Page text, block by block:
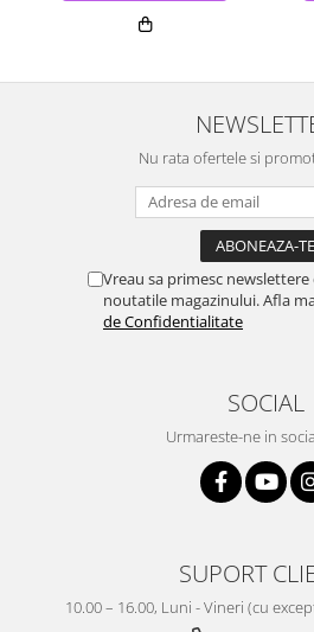
Nu rata ofertele si
Vreau sa primesc
noutatile magazinului. Afla
de Confidentialitate
SOCIAL
Urmareste-ne in
SUPORT
10.00 – 16.00, Luni - Vineri (cu